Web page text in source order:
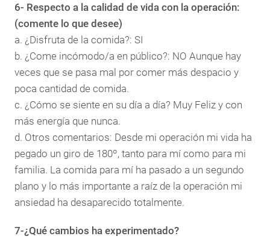
6- Respecto a la calidad de vida con la operación:
(comente lo que desee)
a. ¿Disfruta de la comida?: SI
b. ¿Come incómodo/a en público?: NO Aunque hay
veces que se pasa mal por comer más despacio y
poca cantidad de comida.
c. ¿Cómo se siente en su día a día? Muy Feliz y con
más energía que nunca.
d. Otros comentarios: Desde mi operación mi vida ha
pegado un giro de 180º, tanto para mí como para mi
familia. La comida para mí ha pasado a un segundo
plano y lo más importante a raíz de la operación mi
ansiedad ha desaparecido totalmente.
7-¿Qué cambios ha experimentado?